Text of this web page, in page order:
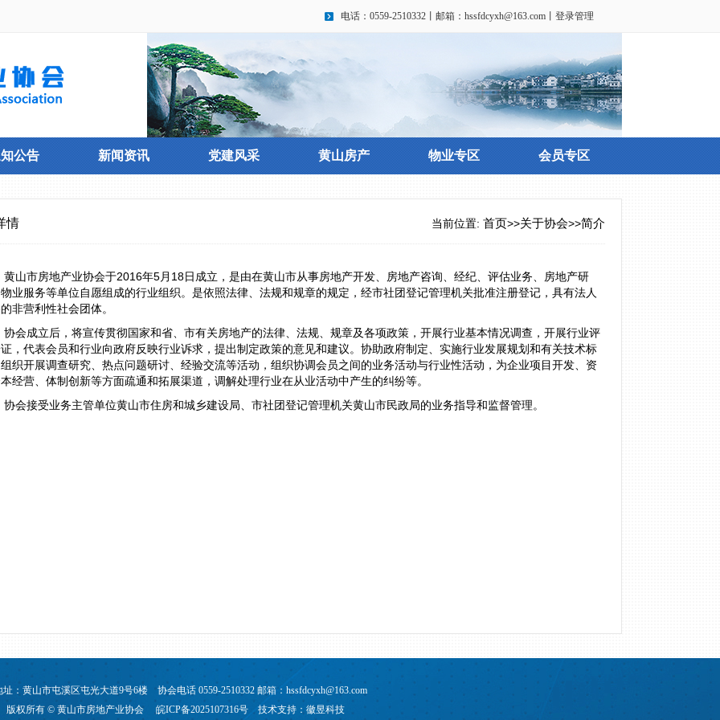
电话：0559-2510332丨邮箱： hssfdcyxh@163.com 登录管理
公告 新闻资讯 党建风采 黄山房产 物业专区 会员专区
情 当前位置: 首页>>关于协会>>简介
黄山市房地产业协会于2016年5月18日成立，是由在黄山市从事房地产开发、房地产咨询、经纪、评估业务、房地产研
业服务等单位自愿组成的行业组织。是依照法律、法规和规章的规定，经市社团登记管理机关批准注册登记，具有法人
非营利性社会团体。
协会成立后，将宣传贯彻国家和省、市有关房地产的法律、法规、规章及各项政策，开展行业基本情况调查，开展行业评
，代表会员和行业向政府反映行业诉求，提出制定政策的意见和建议。协助政府制定、实施行业发展规划和有关技术标
织开展调查研究、热点问题研讨、经验交流等活动，组织协调会员之间的业务活动与行业性活动，为企业项目开发、资
经营、体制创新等方面疏通和拓展渠道，调解处理行业在从业活动中产生的纠纷等。
协会接受业务主管单位黄山市住房和城乡建设局、市社团登记管理机关黄山市民政局的业务指导和监督管理。
址：黄山市屯溪区屯光大道9号6楼 协会电话 0559-2510332 邮箱： hssfdcyxh@163.com
版权所有 © 黄山市房地产业协会
皖ICP备2025107316号技术支持： 徽昱科技